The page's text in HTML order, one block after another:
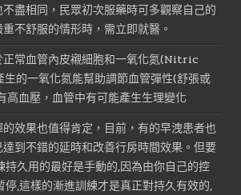
盡相同，民眾初次服藥時可多觀察自己的
不舒服的情形時，需立即就醫。
正常血管內皮襯細胞和一氧化氮(Nitric
的一氧化氮能幫助調節血管彈性(舒張或
高血壓，血管中有可能產生生理變化
效果也值得肯定，目前，有的早洩患者也
到不錯的延時和改善行房時間效果。但要
持久用的最好是手動的,因為由你自己的控
停,這樣的漸進訓練才是真正對持久有效的,